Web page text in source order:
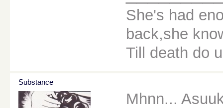
She's had
back,she
Till death do
Substance
Mhnn...